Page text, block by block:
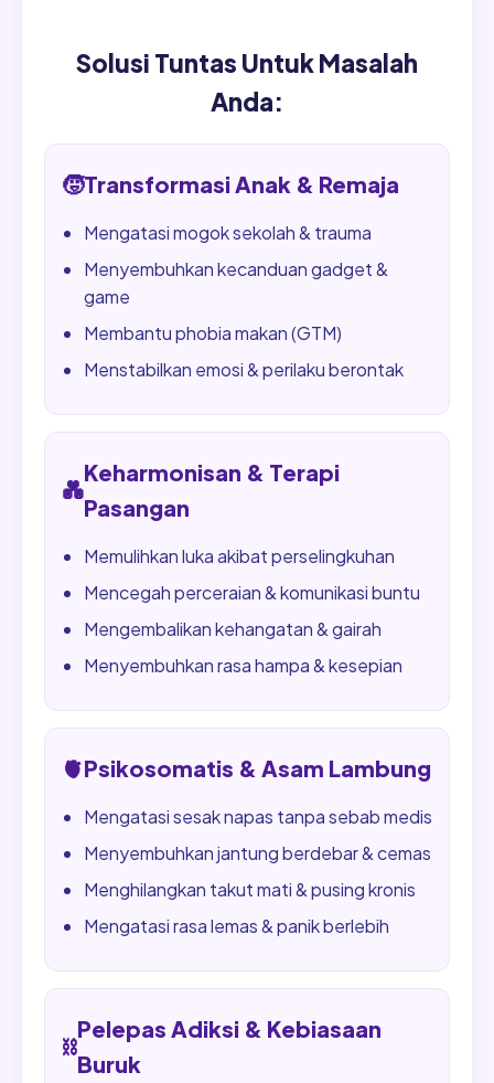
Solusi Tuntas Untuk Masalah
Anda:
🧒Transformasi Anak & Remaja
Mengatasi mogok sekolah & trauma
Menyembuhkan kecanduan gadget &
game
Membantu phobia makan (GTM)
Menstabilkan emosi & perilaku berontak
💑
Keharmonisan & Terapi
Pasangan
Memulihkan luka akibat perselingkuhan
Mencegah perceraian & komunikasi buntu
Mengembalikan kehangatan & gairah
Menyembuhkan rasa hampa & kesepian
🫀Psikosomatis & Asam Lambung
Mengatasi sesak napas tanpa sebab medis
Menyembuhkan jantung berdebar & cemas
Menghilangkan takut mati & pusing kronis
Mengatasi rasa lemas & panik berlebih
⛓️
Pelepas Adiksi & Kebiasaan
Buruk